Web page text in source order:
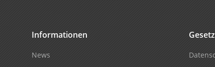
Informationen
News